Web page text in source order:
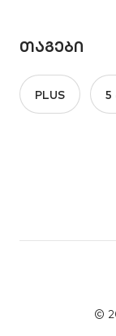
ᲗᲐᲒᲔᲑᲘ
PLUS 5
©